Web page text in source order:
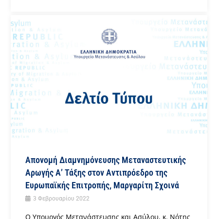
Απονομή Διαμνημόνευσης Μεταναστευτικής
Αρωγής Α’ Τάξης στον Αντιπρόεδρο της
Ευρωπαϊκής Επιτροπής, Μαργαρίτη Σχοινά
3 Φεβρουαρίου 2022
Ο Υπουργός Μετανάστευσης και Ασύλου, κ. Νότης